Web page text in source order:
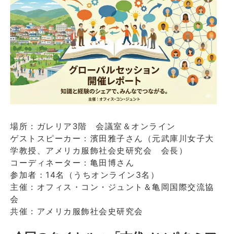
場所：ガレリア3階 会議室＆オンライン
ゲストスピーカー：濱田雅子さん（元武庫川女子大
学教授、アメリカ服飾社会史研究会 会長）
コーディネーター：亀田博さん
参加者：14名（うちオンライン3名）
主催：オフィス・コン・ジュント＆亀岡国際交流協
会
共催：アメリカ服飾社会史研究会